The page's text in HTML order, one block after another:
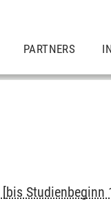
PARTNERS
Studienbeginn